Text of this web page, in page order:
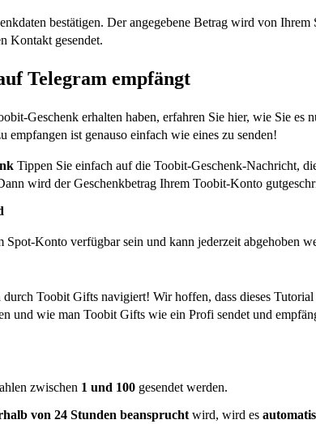
bestätigen. Der angegebene Betrag wird von
Kontakt gesendet.
Telegram empfängt
Geschenk erhalten haben, erfahren Sie hier, wie Sie es
ist genauso einfach wie eines zu senden!
Tippen Sie einfach auf die Toobit-Geschenk-Nachricht,
wird der Geschenkbetrag Ihrem Toobit-Konto
Konto verfügbar sein und kann jederzeit abgehoben
Toobit Gifts navigiert! Wir hoffen, dass dieses
und wie man Toobit Gifts wie ein Profi sendet und
zwischen 1 und 100 gesendet werden.
von 24 Stunden beansprucht wird, wird es